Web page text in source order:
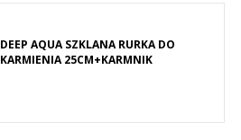
DEEP AQUA SZKLANA RURKA DO
KARMIENIA 25CM+KARMNIK